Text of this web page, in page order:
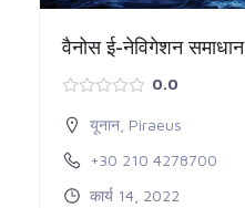
वैनोस ई-नेविगेशन समाधान
0.0
यूनान Piraeus
+30 210 4278700
कार्य 14, 2022